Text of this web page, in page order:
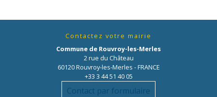
Contactez votre mairie
Commune de Rouvroy-les-Merles
2 rue du Château
60120 Rouvroy-les-Merles - FRANCE
+33 3 44 51 40 05
Contact par formulaire